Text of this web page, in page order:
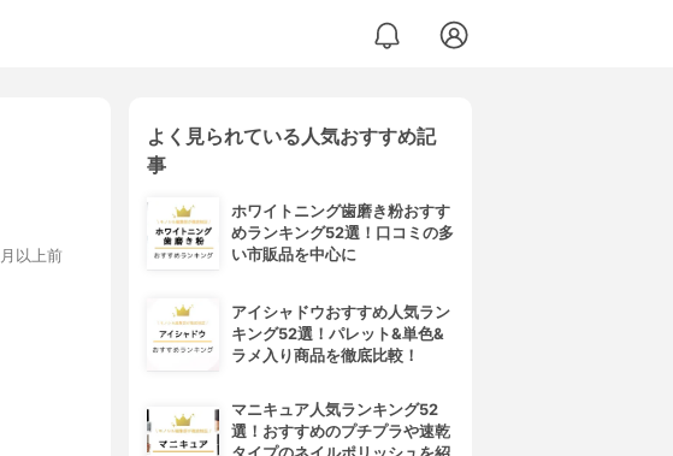
以上前
よく見られている人気おすすめ記
事
ホワイトニング歯磨き粉おすす
めランキング52選！口コミの多
い市販品を中心に
アイシャドウおすすめ人気ラン
キング52選！パレット&単色&
ラメ入り商品を徹底比較！
マニキュア人気ランキング52
選！おすすめのプチプラや速乾